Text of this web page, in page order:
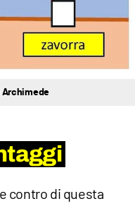
Archimede
contro di questa